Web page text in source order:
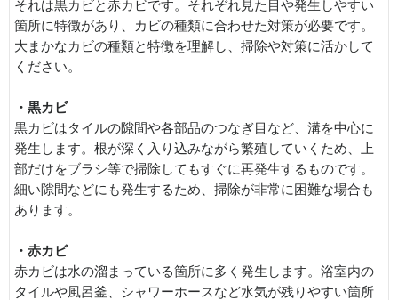
それは黒カビと赤カビです。それぞれ見た目や発生しやすい
箇所に特徴があり、カビの種類に合わせた対策が必要です。
大まかなカビの種類と特徴を理解し、掃除や対策に活かして
ください。
・黒カビ
黒カビはタイルの隙間や各部品のつなぎ目など、溝を中心に
発生します。根が深く入り込みながら繁殖していくため、上
部だけをブラシ等で掃除してもすぐに再発生するものです。
細い隙間などにも発生するため、掃除が非常に困難な場合も
あります。
・赤カビ
赤カビは水の溜まっている箇所に多く発生します。浴室内の
タイルや風呂釜、シャワーホースなど水気が残りやすい箇所